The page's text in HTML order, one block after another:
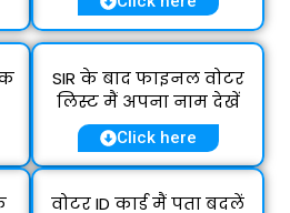
SIR के बाद फाइनल वोटर
लिस्ट मैं अपना नाम देखें
Click here
वोटर ID कार्ड मैं पता बदलें